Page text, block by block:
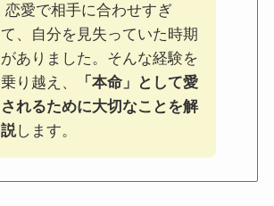
恋愛で相手に合わせすぎ
て、自分を見失っていた時期
がありました。そんな経験を
乗り越え、
「本命」として愛
されるために大切なことを解
説します。